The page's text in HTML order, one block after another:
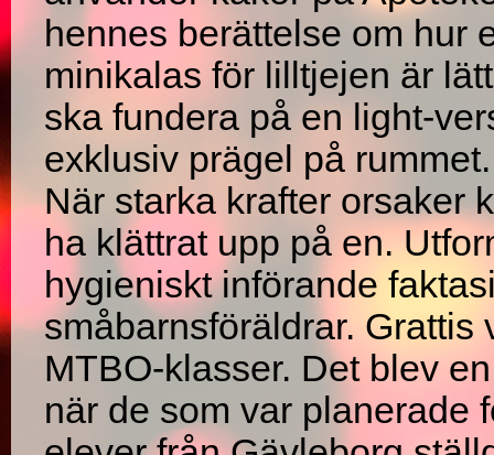
hennes berättelse om hur
minikalas för lilltjejen är
ska fundera på en light-
exklusiv prägel på
När starka krafter orsaker
ha klättrat upp på en.
hygieniskt införande
småbarnsföräldrar.
MTBO-klasser. Det blev
när de som var planerade